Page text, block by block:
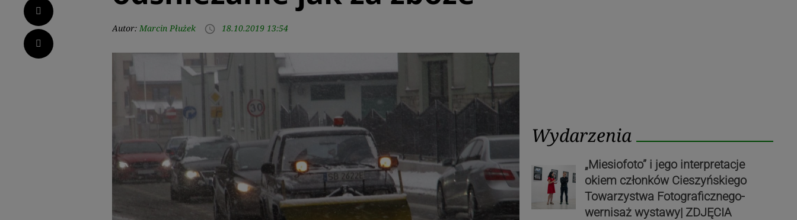
LinkedIn
Pinterest
Autor: Marcin Płużek access_time 18.10.2019 13:54
Wydarzenia
„Miesiofoto” i jego interpretacje
okiem członków Cieszyńskiego
Towarzystwa Fotograficznego-
wernisaż wystawy| ZDJĘCIA